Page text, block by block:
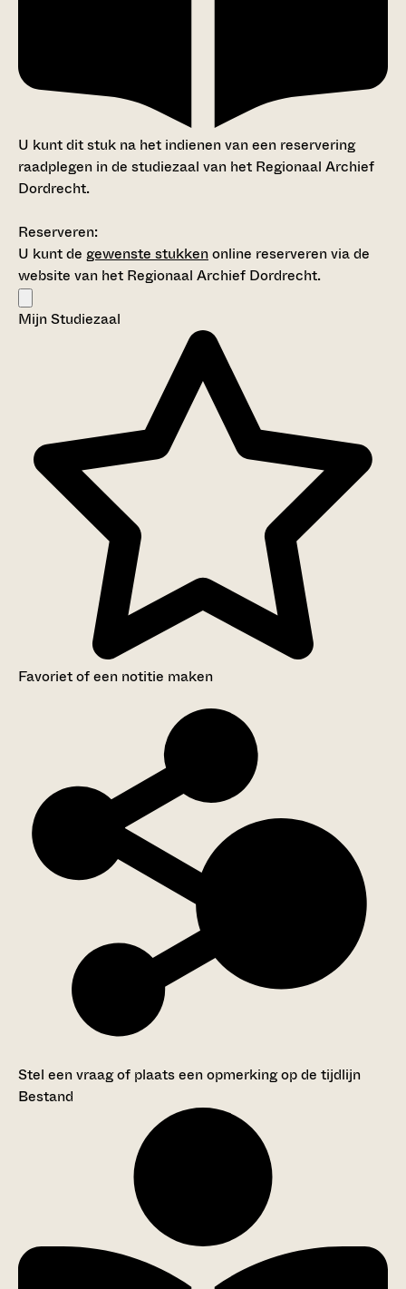
U kunt dit stuk na het indienen van een reservering
raadplegen in de studiezaal van het Regionaal Archief
Dordrecht.
Reserveren:
U kunt de gewenste stukkenonline reserveren via de
website van het Regionaal Archief Dordrecht.
Mijn Studiezaal
Favoriet of een notitie maken
Stel een vraag of plaats een opmerking op de tijdlijn
Bestand